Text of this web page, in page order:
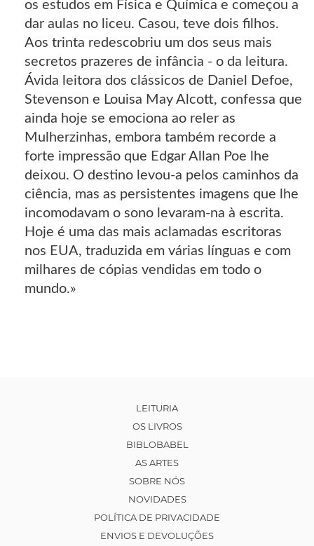
os estudos em Física e Química e começou a
dar aulas no liceu. Casou, teve dois filhos.
Aos trinta redescobriu um dos seus mais
secretos prazeres de infância - o da leitura.
Ávida leitora dos clássicos de Daniel Defoe,
Stevenson e Louisa May Alcott, confessa que
ainda hoje se emociona ao reler as
Mulherzinhas, embora também recorde a
forte impressão que Edgar Allan Poe lhe
deixou. O destino levou-a pelos caminhos da
ciência, mas as persistentes imagens que lhe
incomodavam o sono levaram-na à escrita.
Hoje é uma das mais aclamadas escritoras
nos EUA, traduzida em várias línguas e com
milhares de cópias vendidas em todo o
mundo.»
LEITURIA
OS LIVROS
BIBLOBABEL
AS ARTES
SOBRE NÓS
NOVIDADES
POLÍTICA DE PRIVACIDADE
ENVIOS E DEVOLUÇÕES